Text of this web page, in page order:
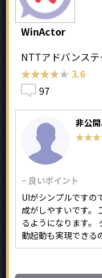
WinActor
NTTアドバンス
★★★★★
★★★★★ 3.6
97
非公
− 良いポイント
UIがシンプルですの
成がしやすいです。
るようになります。
動起動も実現できる